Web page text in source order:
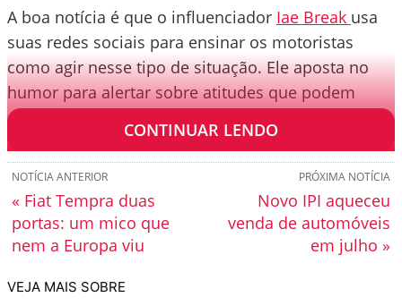
A boa notícia é que o influenciador Iae Break usa
suas redes sociais para ensinar os motoristas
como agir nesse tipo de situação. Ele aposta no
humor para alertar sobre atitudes que podem
colocar a vida do condutor em risco.
CONTINUAR LENDO
PRÓXIMA NOTÍCIA
Novo IPI aqueceu
venda de automóveis
em julho »
NOTÍCIA ANTERIOR
« Fiat Tempra duas
portas: um mico que
nem a Europa viu
VEJA MAIS SOBRE